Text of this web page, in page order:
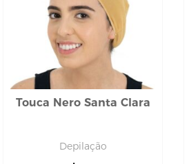
Touca Nero Santa Clara
Depilação